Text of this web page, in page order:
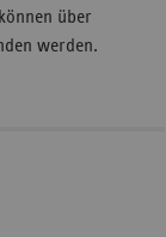
über
werden.